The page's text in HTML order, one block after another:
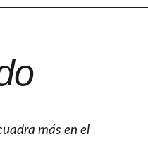
más en el